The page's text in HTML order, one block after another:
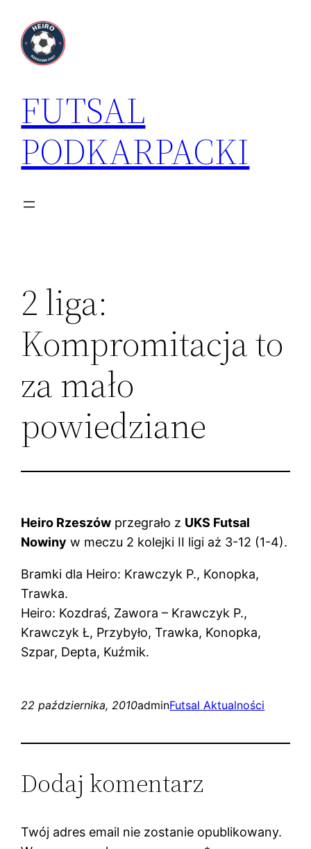
treści
FUTSAL
PODKARPACKI
2 liga:
Kompromitacja to
za mało
powiedziane
Heiro Rzeszów przegrało z UKS Futsal
Nowiny w meczu 2 kolejki II ligi aż 3-12 (1-4).
Bramki dla Heiro: Krawczyk P., Konopka,
Trawka.
Heiro: Kozdraś, Zawora – Krawczyk P.,
Krawczyk Ł, Przybyło, Trawka, Konopka,
Szpar, Depta, Kuźmik.
22 października, 2010adminFutsal Aktualności
Dodaj komentarz
Twój adres email nie zostanie opublikowany.